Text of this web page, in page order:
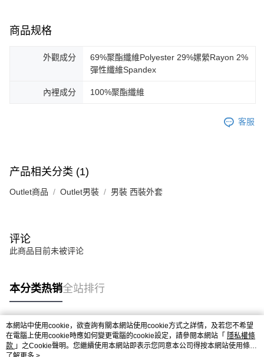
商品规格
外觀成分
69%聚酯纖維Polyester 29%嫘縈Rayon 2%
彈性纖維Spandex
內裡成分 100%聚酯纖維
客服
产品相关分类 (1)
Outlet商品 Outlet男裝 男裝 西裝外套
评论
此商品目前未被评论
本分类热销全站排行
热门标签
本網站中使用cookie，欲查詢有關本網站使用cookie方式之詳情，及若您不希望
在電腦上使用cookie時應如何變更電腦的cookie設定，請參閱本網站「 隱私權條
款 」之Cookie聲明。您繼續使用本網站即表示您同意本公司得按本網站使用條款